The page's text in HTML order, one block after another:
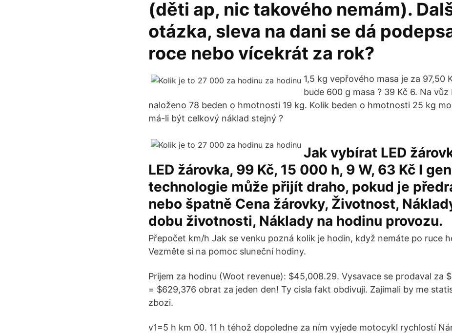
(děti ap, nic takového nemám).
otázka, sleva na dani se dá
roce nebo vícekrát za rok?
1,5 kg vepřového masa je za 97,50
bude 600 g masa ? 39 Kč 6. Na vůz
naloženo 78 beden o hmotnosti 19 kg. Kolik beden o hmotnosti 25 kg
má-li být celkový náklad stejný ?
Jak vybírat LED
LED žárovka, 99 Kč, 15 000 h, 9 W, 63 Kč I
technologie může přijít draho, pokud je
nebo špatně Cena žárovky, Životnost,
dobu životnosti, Náklady na hodinu provozu.
Přepočet km/h Jak se venku pozná kolik je hodin, když nemáte po ruce
Vezměte si na pomoc sluneční hodiny.
Prijem za hodinu (Woot revenue): $45,008.29. Vysavace se prodaval za
= $629,376 obrat za jeden den! Ty cisla fakt obdivuji. Zajimali by me
zbozi.
v1=5 h km 00. 11 h téhož dopoledne za ním vyjede motocykl rychlostí